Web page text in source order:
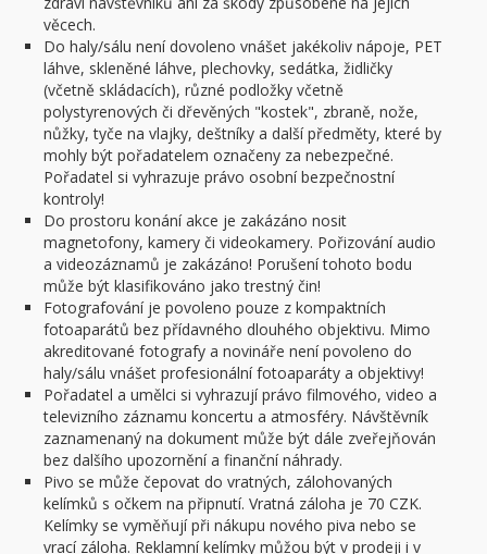
věcech.
Do haly/sálu není dovoleno vnášet jakékoliv nápoje, PET
láhve, skleněné láhve, plechovky, sedátka, židličky
(včetně skládacích), různé podložky včetně
polystyrenových či dřevěných "kostek", zbraně, nože,
nůžky, tyče na vlajky, deštníky a další předměty, které by
mohly být pořadatelem označeny za nebezpečné.
Pořadatel si vyhrazuje právo osobní bezpečnostní
kontroly!
Do prostoru konání akce je zakázáno nosit
magnetofony, kamery či videokamery. Pořizování audio
a videozáznamů je zakázáno! Porušení tohoto bodu
může být klasifikováno jako trestný čin!
Fotografování je povoleno pouze z kompaktních
fotoaparátů bez přídavného dlouhého objektivu. Mimo
akreditované fotografy a novináře není povoleno do
haly/sálu vnášet profesionální fotoaparáty a objektivy!
Pořadatel a umělci si vyhrazují právo filmového, video a
televizního záznamu koncertu a atmosféry. Návštěvník
zaznamenaný na dokument může být dále zveřejňován
bez dalšího upozornění a finanční náhrady.
Pivo se může čepovat do vratných, zálohovaných
kelímků s očkem na připnutí. Vratná záloha je 70 CZK.
Kelímky se vyměňují při nákupu nového piva nebo se
vrací záloha. Reklamní kelímky můžou být v prodeji i v